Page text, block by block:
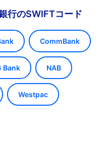
行のSWIFTコード
CommBank
Bank NAB
Westpac